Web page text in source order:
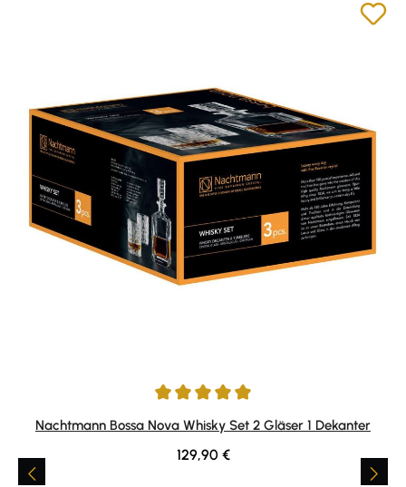
Durchschnittliche Bewertung von 5 von 5 Sternen
Nachtmann Bossa Nova Whisky Set 2 Gläser 1 Dekanter
Regulärer Preis:
129,90 €